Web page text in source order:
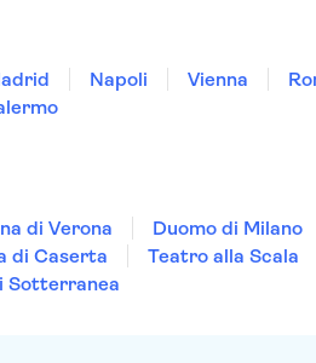
Napoli Vienna
di Verona Duomo di Milano
di Caserta Teatro alla Scala
Sotterranea